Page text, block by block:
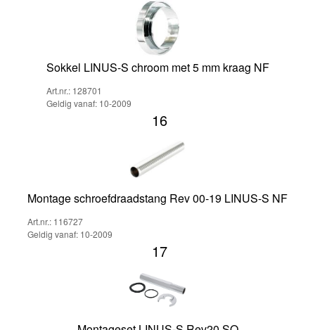
Sokkel LINUS-S chroom met 5 mm kraag NF
Art.nr.: 128701
Geldig vanaf: 10-2009
16
Montage schroefdraadstang Rev 00-19 LINUS-S NF
Art.nr.: 116727
Geldig vanaf: 10-2009
17